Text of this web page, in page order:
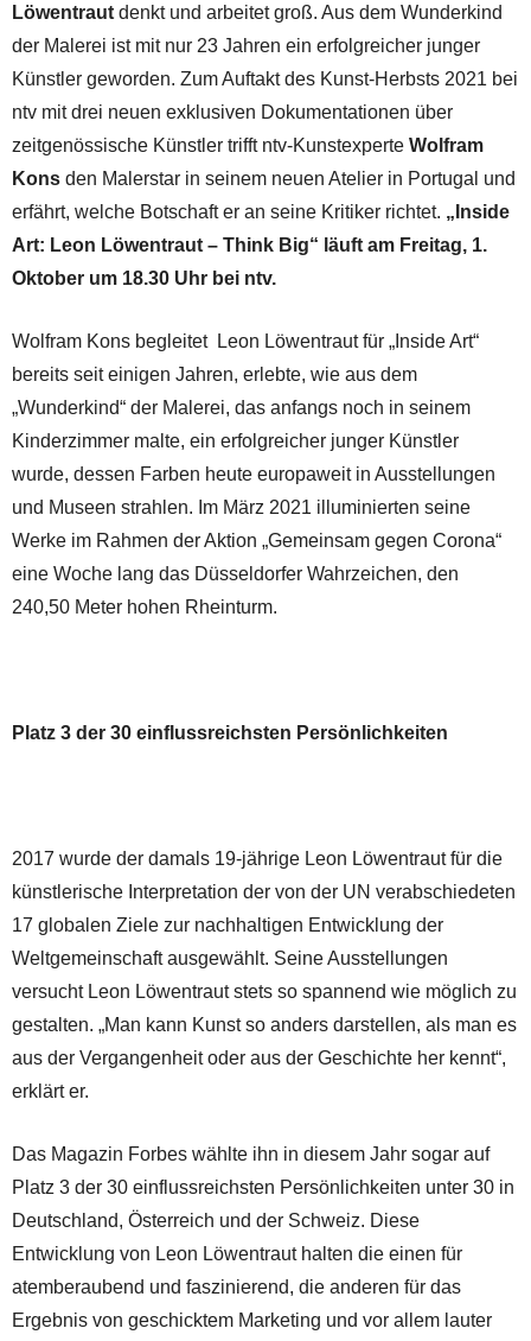
Löwentraut denkt und arbeitet groß. Aus dem Wunderkind
der Malerei ist mit nur 23 Jahren ein erfolgreicher junger
Künstler geworden. Zum Auftakt des Kunst-Herbsts 2021 bei
ntv mit drei neuen exklusiven Dokumentationen über
zeitgenössische Künstler trifft ntv-Kunstexperte Wolfram
Kons den Malerstar in seinem neuen Atelier in Portugal und
erfährt, welche Botschaft er an seine Kritiker richtet. „Inside
Art: Leon Löwentraut – Think Big“ läuft am Freitag, 1.
Oktober um 18.30 Uhr bei ntv.
Wolfram Kons begleitet Leon Löwentraut für „Inside Art“
bereits seit einigen Jahren, erlebte, wie aus dem
„Wunderkind“ der Malerei, das anfangs noch in seinem
Kinderzimmer malte, ein erfolgreicher junger Künstler
wurde, dessen Farben heute europaweit in Ausstellungen
und Museen strahlen. Im März 2021 illuminierten seine
Werke im Rahmen der Aktion „Gemeinsam gegen Corona“
eine Woche lang das Düsseldorfer Wahrzeichen, den
240,50 Meter hohen Rheinturm.
Platz 3 der 30 einflussreichsten Persönlichkeiten
2017 wurde der damals 19-jährige Leon Löwentraut für die
künstlerische Interpretation der von der UN verabschiedeten
17 globalen Ziele zur nachhaltigen Entwicklung der
Weltgemeinschaft ausgewählt. Seine Ausstellungen
versucht Leon Löwentraut stets so spannend wie möglich zu
gestalten. „Man kann Kunst so anders darstellen, als man es
aus der Vergangenheit oder aus der Geschichte her kennt“,
erklärt er.
Das Magazin Forbes wählte ihn in diesem Jahr sogar auf
Platz 3 der 30 einflussreichsten Persönlichkeiten unter 30 in
Deutschland, Österreich und der Schweiz. Diese
Entwicklung von Leon Löwentraut halten die einen für
atemberaubend und faszinierend, die anderen für das
Ergebnis von geschicktem Marketing und vor allem lauter